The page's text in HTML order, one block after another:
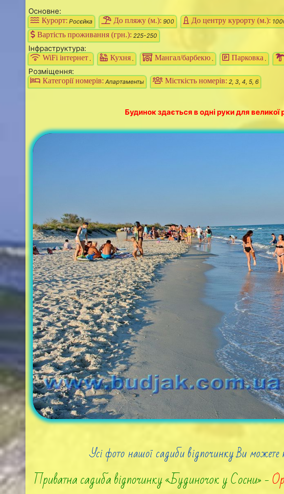
Основне:
Курорт: Росєйка До пляжу (м.): 900 До центру курорту (м.):
Вартість проживання (грн.): 225-250
Інфраструктура:
WiFi інтернет . Кухня . Мангал/барбекю . Парковка .
Розміщення:
Категорії номерів: Апартаменты Місткість номерів: 2, 3, 4, 5, 6
Будинок здається в одні руки для
Усі фото нашої садиби відпочинку Ви
Приватна садиба відпочинку «Будиночок у Сосни» -